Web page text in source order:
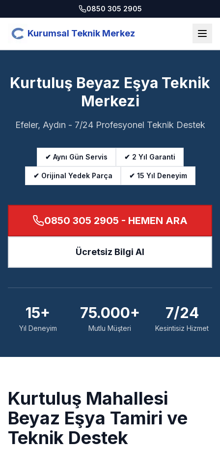
0850 305 2905
Kurumsal Teknik Merkez
Kurtuluş Beyaz Eşya Teknik
Merkezi
Efeler, Aydın - 7/24 Profesyonel Teknik Destek
✔ Aynı Gün Servis ✔ 2 Yıl Garanti
✔ Orijinal Yedek Parça ✔ 15 Yıl Deneyim
0850 305 2905 - HEMEN ARA
Ücretsiz Bilgi Al
15+
Yıl Deneyim
75.000+
Mutlu Müşteri
7/24
Kesintisiz Hizmet
Kurtuluş Mahallesi
Beyaz Eşya Tamiri ve
Teknik Destek